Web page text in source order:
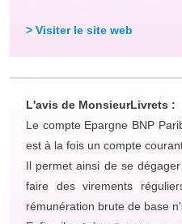
> Visiter le site web
L'avis de MonsieurLivrets :
Le compte Epargne BNP
est à la fois un compte
Il permet ainsi de se
faire des virements
rémunération brute de base